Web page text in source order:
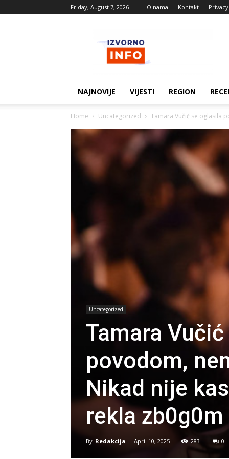
Friday, August 7, 2026 O nama Kontakt
vijesti
NAJNOVIJE VIJESTI REGION
Home Uncategorized Tamara Vučić se oglasila
Uncategorized
Tamara
povodom,
Nikad nije
rekla
By Redakcija - April 10, 2025 283 0